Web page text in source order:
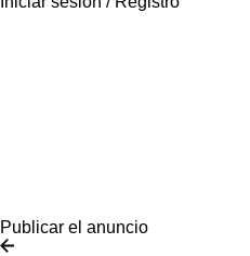
Publicar el anuncio